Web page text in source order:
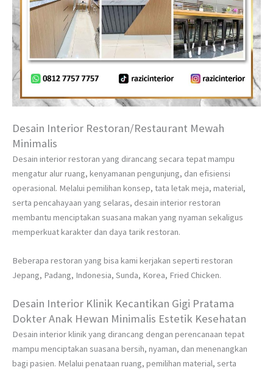
Desain Interior Restoran/Restaurant Mewah
Minimalis
Desain interior restoran yang dirancang secara tepat mampu
mengatur alur ruang, kenyamanan pengunjung, dan efisiensi
operasional. Melalui pemilihan konsep, tata letak meja, material,
serta pencahayaan yang selaras, desain interior restoran
membantu menciptakan suasana makan yang nyaman sekaligus
memperkuat karakter dan daya tarik restoran.
Beberapa restoran yang bisa kami kerjakan seperti restoran
Jepang, Padang, Indonesia, Sunda, Korea, Fried Chicken.
Desain Interior Klinik Kecantikan Gigi Pratama
Dokter Anak Hewan Minimalis Estetik Kesehatan
Desain interior klinik yang dirancang dengan perencanaan tepat
mampu menciptakan suasana bersih, nyaman, dan menenangkan
bagi pasien. Melalui penataan ruang, pemilihan material, serta